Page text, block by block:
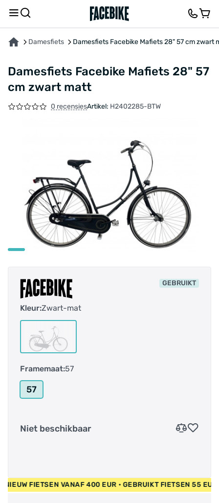
Damesfiets Damesfiets Facebike Mafiets 28" 57 cm zwart
Damesfiets Facebike Mafiets 28" 57
cm zwart matt
0 recensiesArtikel: H2402285-BTW
GEBRUIKT
Kleur:Zwart-mat
Framemaat:57
57
Niet beschikbaar
OP NIEUW FIETSEN VANAF 400 EUR • GEBRUIKT FIETSEN 55
OVER HET PRODUCT KENMERKENFEEDBACK EN VRAGEN